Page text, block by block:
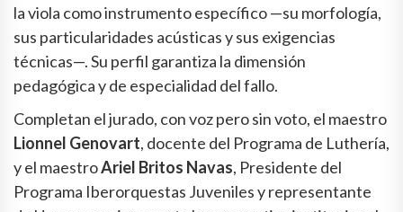
la viola como instrumento específico —su morfología,
sus particularidades acústicas y sus exigencias
técnicas—. Su perfil garantiza la dimensión
pedagógica y de especialidad del fallo.
Completan el jurado, con voz pero sin voto, el maestro
Lionnel Genovart, docente del Programa de Luthería,
y el maestroAriel Britos Navas, Presidente del
Programa Iberorquestas Juveniles y representante